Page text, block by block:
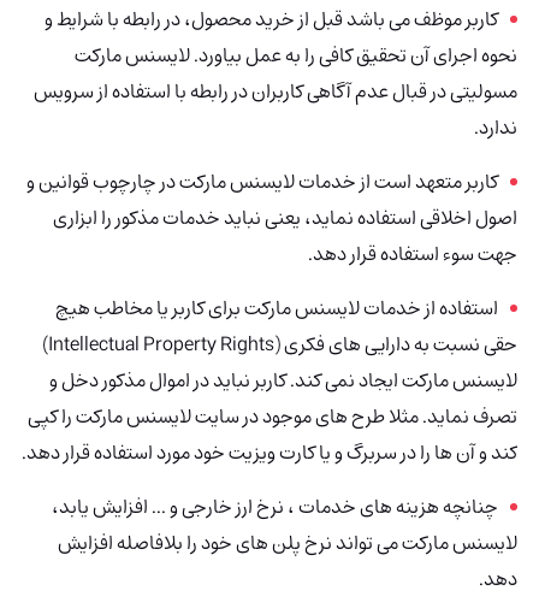
کاربر موظف می باشد قبل از خرید محصول، در رابطه با شرایط و
نحوه‌ اجرای آن تحقیق کافی را به عمل بیاورد. لایسنس مارکت
مسولیتی در قبال عدم آگاهی کاربران در رابطه با استفاده از سرویس
ندارد.
کاربر متعهد است از خدمات لایسنس مارکت در چارچوب قوانین و
اصول اخلاقی استفاده نماید، یعنی نباید خدمات مذکور را ابزاری
جهت سوء استفاده قرار دهد.
استفاده از خدمات لایسنس مارکت برای کاربر یا مخاطب هیچ
حقی نسبت به دارایی های فکری (Intellectual Property Rights)
لایسنس مارکت ایجاد نمی کند. کاربر نباید در اموال مذکور دخل و
تصرف نماید. مثلا طرح های موجود در سایت لایسنس مارکت را کپی
کند و آن ها را در سربرگ و یا کارت ویزیت خود مورد استفاده قرار دهد.
چنانچه هزینه های خدمات ، نرخ ارز خارجی و ... افزایش یابد،
لایسنس مارکت می تواند نرخ پلن های خود را بلافاصله افزایش
دهد.